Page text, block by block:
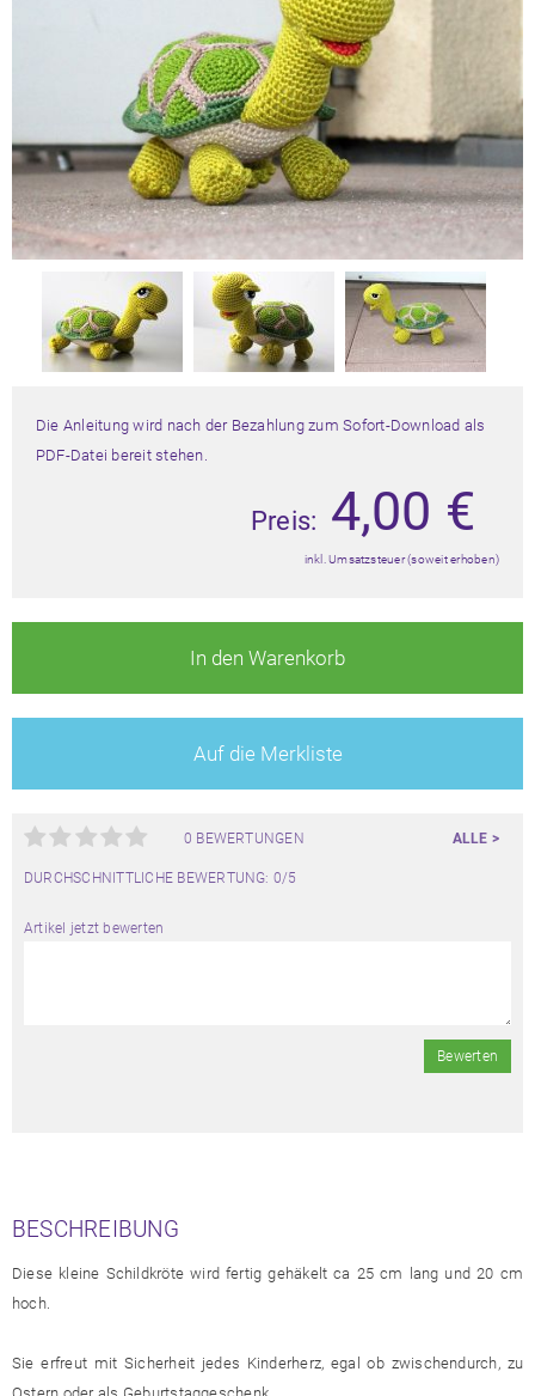
Die Anleitung wird nach der Bezahlung zum Sofort-Download als
PDF-Datei bereit stehen.
Preis: 4,00 €
inkl. Umsatzsteuer (soweit erhoben)
In den Warenkorb
Auf die Merkliste
0 BEWERTUNGEN ALLE >
DURCHSCHNITTLICHE BEWERTUNG: 0/5
Artikel jetzt bewerten
Bewerten
BESCHREIBUNG
Diese kleine Schildkröte wird fertig gehäkelt ca 25 cm lang und 20 cm
hoch.
Sie erfreut mit Sicherheit jedes Kinderherz, egal ob zwischendurch, zu